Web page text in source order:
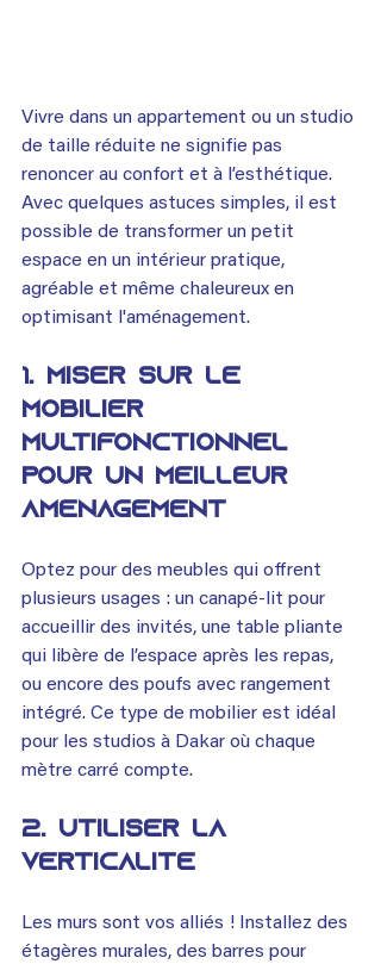
Vivre dans un appartement ou un studio
de taille réduite ne signifie pas
renoncer au confort et à l’esthétique.
Avec quelques astuces simples, il est
possible de transformer un petit
espace en un intérieur pratique,
agréable et même chaleureux en
optimisant l'aménagement.
1. Miser sur le
mobilier
multifonctionnel
pour un meilleur
aménagement
Optez pour des meubles qui offrent
plusieurs usages : un canapé-lit pour
accueillir des invités, une table pliante
qui libère de l’espace après les repas,
ou encore des poufs avec rangement
intégré. Ce type de mobilier est idéal
pour les studios à Dakar où chaque
mètre carré compte.
2. Utiliser la
verticalité
Les murs sont vos alliés ! Installez des
étagères murales, des barres pour